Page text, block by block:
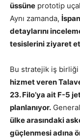
üssüne prototip
Aynı zamanda,
detaylarını
tesislerini ziyaret
Bu stratejik iş birliği
hizmet veren
23. Filo’ya ait F-5
planlanıyor. General
ülke arasındaki
güçlenmesi adına